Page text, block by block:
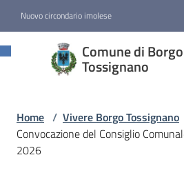
Nuovo circondario imolese
Comune di Borgo
Tossignano
Comune di
Borgo
Amministrazione
Home / Vivere Borgo Tossignano
Convocazione del Consiglio
2026